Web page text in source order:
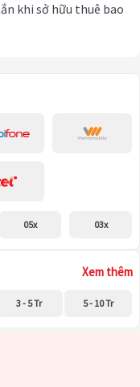
khi sở hữu thuê bao
05x 03x
Xem thêm
3 - 5 Tr 5 - 10 Tr